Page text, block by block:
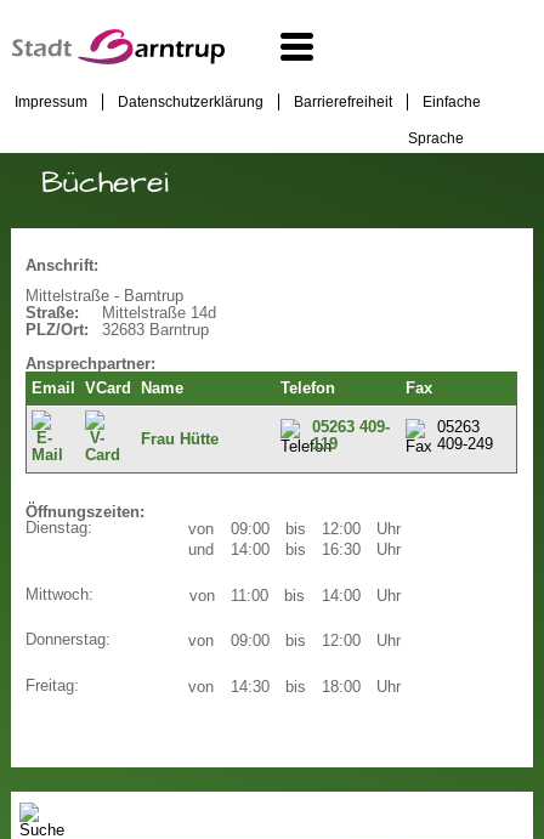
Impressum Datenschutzerklärung Barrierefreiheit Einfache
Sprache
Bücherei
Anschrift:
Mittelstraße - Barntrup
Straße:
Mittelstraße 14d
PLZ/Ort:
32683 Barntrup
Ansprechpartner:
Email
VCard Name Telefon Fax
Frau Hütte
05263 409-
119
05263
409-249
Öffnungszeiten:
Dienstag:
von 09:00 bis 12:00
Uhr
und
14:00 bis 16:30 Uhr
Mittwoch: von 11:00 bis 14:00 Uhr
Donnerstag: von 09:00 bis 12:00 Uhr
Freitag: von 14:30 bis 18:00 Uhr